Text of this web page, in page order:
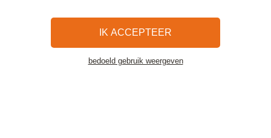
Algemene voorwaarden en privacybeleid
Wat de pers over ons te zeggen heeft
Kaart
IK ACCEPTEER
bedoeld gebruik weergeven